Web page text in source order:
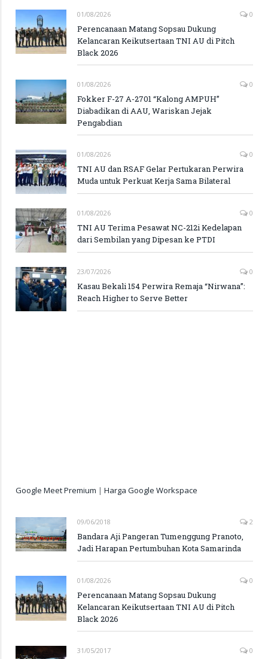
01/08/2026 0
Perencanaan Matang Sopsau Dukung
Kelancaran Keikutsertaan TNI AU di Pitch
Black 2026
01/08/2026 0
Fokker F-27 A-2701 “Kalong AMPUH”
Diabadikan di AAU, Wariskan Jejak
Pengabdian
01/08/2026 0
TNI AU dan RSAF Gelar Pertukaran Perwira
Muda untuk Perkuat Kerja Sama Bilateral
01/08/2026 0
TNI AU Terima Pesawat NC-212i Kedelapan
dari Sembilan yang Dipesan ke PTDI
23/07/2026 0
Kasau Bekali 154 Perwira Remaja “Nirwana”:
Reach Higher to Serve Better
Google Meet Premium | Harga Google Workspace
09/06/2018 2
Bandara Aji Pangeran Tumenggung Pranoto,
Jadi Harapan Pertumbuhan Kota Samarinda
01/08/2026 0
Perencanaan Matang Sopsau Dukung
Kelancaran Keikutsertaan TNI AU di Pitch
Black 2026
31/05/2017 0